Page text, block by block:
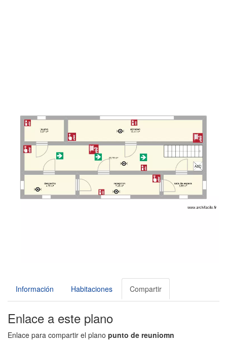
Información Habitaciones Compartir
Enlace a este plano
Enlace para compartir el plano punto de reuniomn